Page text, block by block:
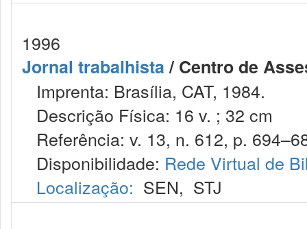
1996
Jornal trabalhista/ Centro de
Imprenta: Brasília, CAT, 1984.
Descrição Física: 16 v. ; 32 cm
Referência: v. 13, n. 612, p.
Disponibilidade: Rede Virtual de
Localização: SEN, STJ